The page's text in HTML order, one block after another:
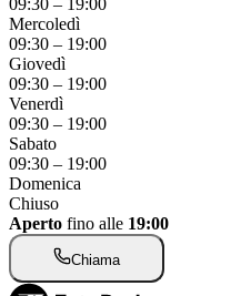
Mercoledì
09:30 – 19:00
Giovedì
09:30 – 19:00
Venerdì
09:30 – 19:00
Sabato
09:30 – 19:00
Domenica
Chiuso
Aperto fino alle 19:00
Chiama